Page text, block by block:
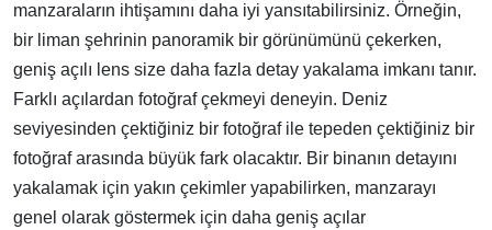
manzaraların ihtişamını daha iyi yansıtabilirsiniz. Örneğin,
bir liman şehrinin panoramik bir görünümünü çekerken,
geniş açılı lens size daha fazla detay yakalama imkanı tanır.
Farklı açılardan fotoğraf çekmeyi deneyin. Deniz
seviyesinden çektiğiniz bir fotoğraf ile tepeden çektiğiniz bir
fotoğraf arasında büyük fark olacaktır. Bir binanın detayını
yakalamak için yakın çekimler yapabilirken, manzarayı
genel olarak göstermek için daha geniş açılar